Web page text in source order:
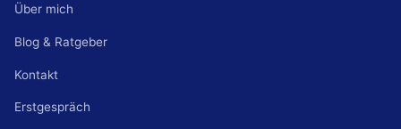
Über mich
Blog & Ratgeber
Kontakt
Erstgespräch